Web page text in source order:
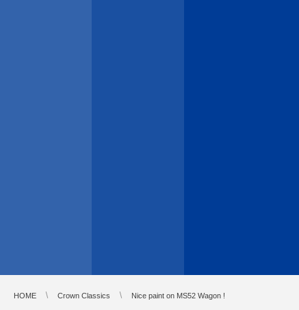
HOME Crown Classics Nice paint on MS52 Wagon !